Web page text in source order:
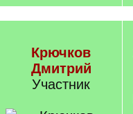
Крючков
Дмитрий
Участник